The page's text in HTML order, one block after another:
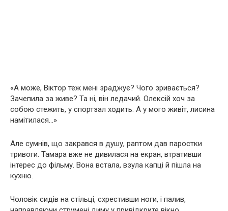
«А може, Віктор теж мені зраджує? Чого зривається?
Зачепила за живе? Та ні, він ледачий. Олексій хоч за
собою стежить, у спортзал ходить. А у мого живіт, лисина
намітилася…»
Але сумнів, що закрався в душу, раптом дав паростки
тривоги. Тамара вже не дивилася на екран, втративши
інтерес до фільму. Вона встала, взула капці й пішла на
кухню.
Чоловік сидів на стільці, схрестивши ноги, і палив,